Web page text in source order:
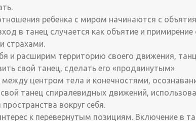
ребенка с миром начинаются с
в танец случается как объятие и
страхами.
и расширим территорию своего движения,
свой танец, сделать его «продвинутым»
центром тела и конечностями,
танец спиралевидных движений,
вокруг себя.
к перевернутым позициям. Включение в